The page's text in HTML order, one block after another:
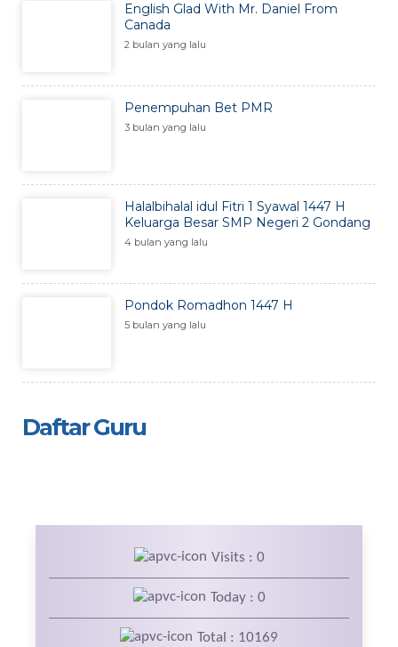
English Glad With Mr. Daniel From
Canada
2 bulan yang lalu
Penempuhan Bet PMR
3 bulan yang lalu
Halalbihalal idul Fitri 1 Syawal 1447 H
Keluarga Besar SMP Negeri 2 Gondang
4 bulan yang lalu
Pondok Romadhon 1447 H
5 bulan yang lalu
Daftar Guru
Visits : 0
Today : 0
Total : 10169